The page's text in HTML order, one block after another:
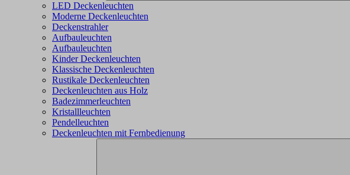
LED Deckenleuchten
Moderne Deckenleuchten
Deckenstrahler
Aufbauleuchten
Aufbauleuchten
Kinder Deckenleuchten
Klassische Deckenleuchten
Rustikale Deckenleuchten
Deckenleuchten aus Holz
Badezimmerleuchten
Kristallleuchten
Pendelleuchten
Deckenleuchten mit Fernbedienung